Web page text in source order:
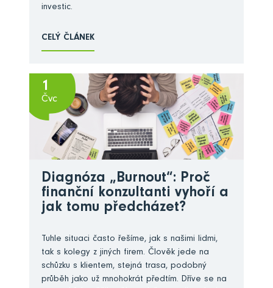
investic.
CELÝ ČLÁNEK
1
Čvc
Diagnóza „Burnout“: Proč
finanční konzultanti vyhoří a
jak tomu předcházet?
Tuhle situaci často řešíme, jak s našimi lidmi,
tak s kolegy z jiných firem. Člověk jede na
schůzku s klientem, stejná trasa, podobný
průběh jako už mnohokrát předtím. Dříve se na